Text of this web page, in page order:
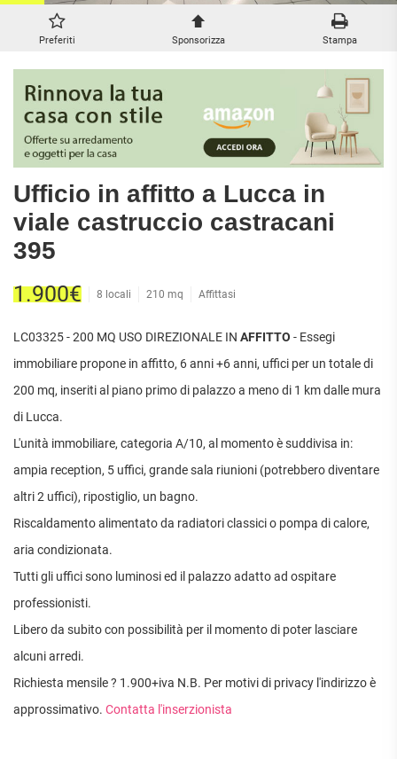
LOFT
MANSARDE
VILLE
RUSTICI E
CASALI
COMMERCIALI
COMMERCIALI
EDIFICABILI
INDUSTRIALI
VILLE DI LUSSO
VILLE CON GIARDINO
IMMOBILI IN AFFITTO
RESIDENZIALI
APPARTAMENTI
BILOCALI
TRILOCALI
ATTICI
CASE
INDIPENDENTI
STANZE
RUSTICI E
CASALI
LOCALI
MAGAZZINI
NEGOZI
ATTIVITÀ
IN
GESTIONE
APPARTAMENTI
PIANO
ALTO
APPARTAMENTI
APPARTAMENTI
VICINO
VILLETTE
Preferiti Sponsorizza Stampa
Ufficio in affitto a Lucca in
viale castruccio castracani
395
1.900€ 8 locali 210 mq Affittasi
LC03325 - 200 MQ USO DIREZIONALE IN AFFITTO - Essegi
immobiliare propone in affitto, 6 anni +6 anni, uffici per un totale di
200 mq, inseriti al piano primo di palazzo a meno di 1 km dalle mura
di Lucca.
L'unità immobiliare, categoria A/10, al momento è suddivisa in:
ampia reception, 5 uffici, grande sala riunioni (potrebbero diventare
altri 2 uffici), ripostiglio, un bagno.
Riscaldamento alimentato da radiatori classici o pompa di calore,
aria condizionata.
Tutti gli uffici sono luminosi ed il palazzo adatto ad ospitare
professionisti.
Libero da subito con possibilità per il momento di poter lasciare
alcuni arredi.
Richiesta mensile ? 1.900+iva N.B. Per motivi di privacy l'indirizzo è
approssimativo. Contatta l'inserzionista